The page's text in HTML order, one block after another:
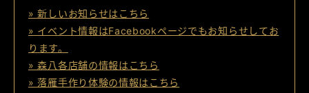
» 新しいお知らせはこちら
» イベント情報はFacebookページでもお知らせしてお
ります。
» 森八各店舗の情報はこちら
» 落雁手作り体験の情報はこちら